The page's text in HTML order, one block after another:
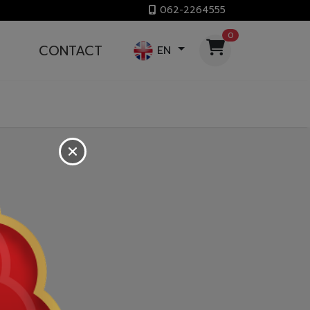
062-2264555
CONTACT EN
0